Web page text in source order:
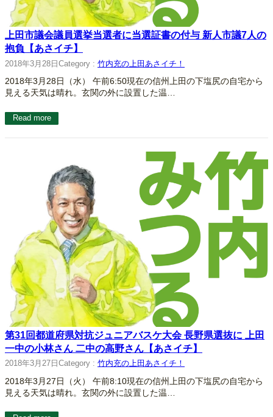
上田市議会議員選挙当選者に当選証書の付与 新人市議7人の
抱負【あさイチ】
2018年3月28日 Category : 竹内充の上田あさイチ！
2018年3月28日（水） 午前6:50現在の信州上田の下塩尻の自宅から
見える天気は晴れ。玄関の外に設置した温…
Read more
第31回都道府県対抗ジュニアバスケ大会 長野県選抜に 上田
一中の小林さん 二中の高野さん【あさイチ】
2018年3月27日 Category : 竹内充の上田あさイチ！
2018年3月27日（火） 午前8:10現在の信州上田の下塩尻の自宅から
見える天気は晴れ。玄関の外に設置した温…